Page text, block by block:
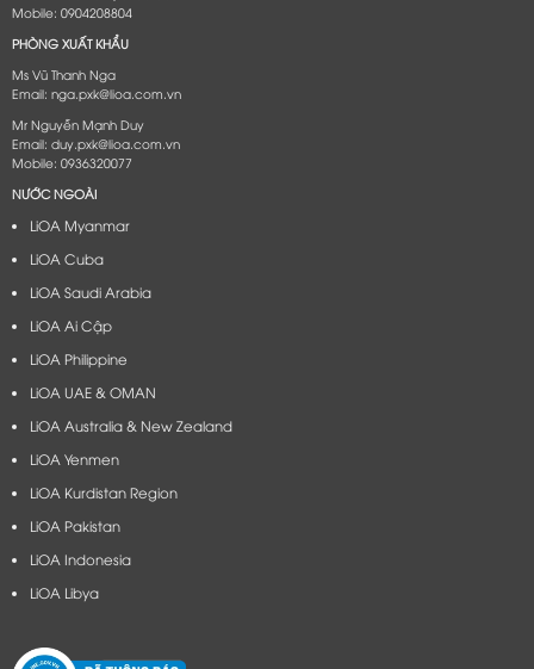
Mobile: 0904208804
PHÒNG XUẤT KHẨU
Ms Vũ Thanh Nga
Email: nga.pxk@lioa.com.vn
Mr Nguyễn Mạnh Duy
Email: duy.pxk@lioa.com.vn
Mobile: 0936320077
NƯỚC NGOÀI
LiOA Myanmar
LiOA Cuba
LiOA Saudi Arabia
LiOA Ai Cập
LiOA Philippine
LiOA UAE & OMAN
LiOA Australia & New Zealand
LiOA Yenmen
LiOA Kurdistan Region
LiOA Pakistan
LiOA Indonesia
LiOA Libya